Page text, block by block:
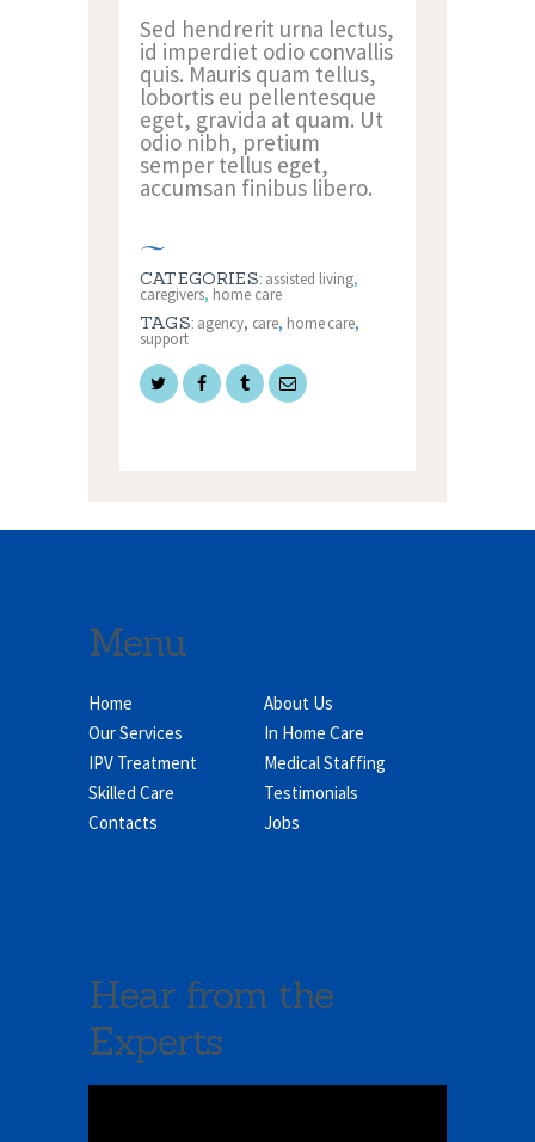
Sed hendrerit urna lectus,
id imperdiet odio convallis
quis. Mauris quam tellus,
lobortis eu pellentesque
eget, gravida at quam. Ut
odio nibh, pretium
semper tellus eget,
accumsan finibus libero.
CATEGORIES: assisted living,
caregivers, home care
TAGS: agency, care, home care,
support
Menu
Home
About Us
Our Services
In Home Care
IPV Treatment
Medical Staffing
Skilled Care
Testimonials
Contacts
Jobs
Hear from the
Experts